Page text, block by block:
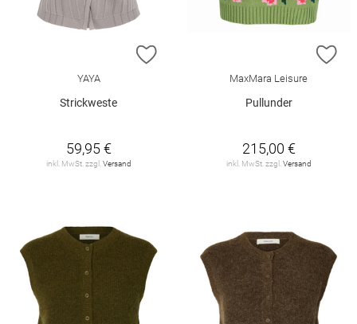
ZUR WUNSCHLISTE HINZUFÜGEN
YAYA
Strickweste
59,95 €
inkl. MwSt. zzgl.Versand
MaxMara Leisure
Pullunder
215,00 €
inkl. MwSt. zzgl.Versand